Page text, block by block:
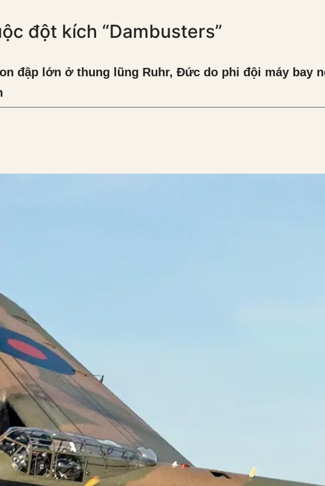
đột kích “Dambusters”
đập lớn ở thung lũng Ruhr, Đức do phi đội máy bay